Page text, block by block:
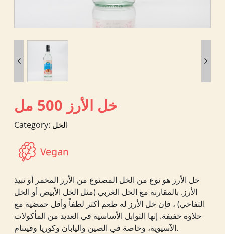
 
خل الأرز 500 مل
Category: الخل
خل الأرز هو نوع من الخل المصنوع من الأرز المخمر أو نبيذ
الأرز. بالمقارنة مع الخل الغربي (مثل الخل الأبيض أو الخل
التفاحي) ، فإن خل الأرز له طعم أكثر لطفاً وأقل حمضية مع
حلاوة خفيفة. إنها التوابل الأساسية في العديد من المأكولات
الآسيوية، وخاصة في الصين واليابان وكوريا وفيتنام.